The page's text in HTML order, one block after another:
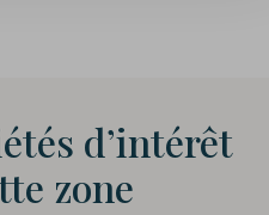
d’intérêt
zone